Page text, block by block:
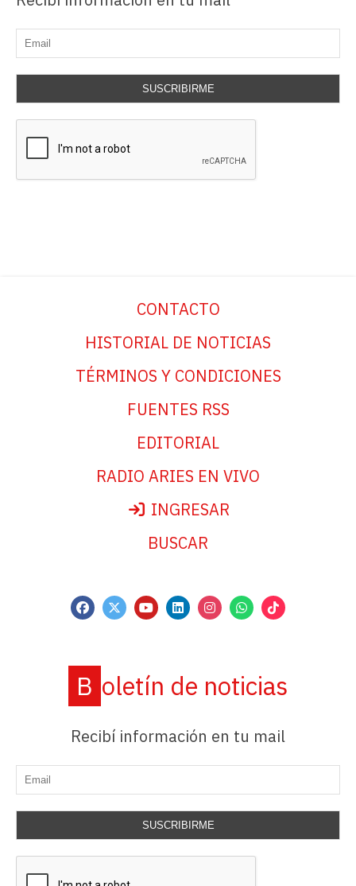
SUSCRIBIRME
CONTACTO
HISTORIAL DE NOTICIAS
TÉRMINOS Y CONDICIONES
FUENTES RSS
EDITORIAL
RADIO ARIES EN VIVO
INGRESAR
BUSCAR
Boletín de noticias
Recibí información en tu mail
SUSCRIBIRME